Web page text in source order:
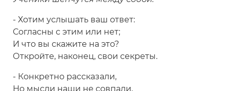
- Хотим услышать ваш ответ:
Согласны с этим или нет;
И что вы скажите на это?
Откройте, наконец, свои секреты.
- Конкретно рассказали,
Но мысли наши не совпали.